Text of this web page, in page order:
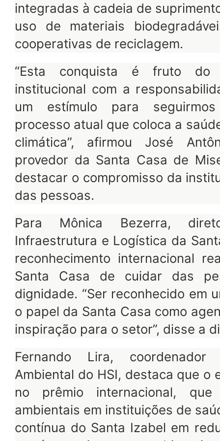
integradas à cadeia de
uso de materiais
cooperativas de reciclagem.
“Esta conquista é fruto do
institucional com a
um estímulo para
processo atual que coloca a
climática”, afirmou José
provedor da Santa Casa de
destacar o compromisso da
das pessoas.
Para Mônica Bezerra,
Infraestrutura e Logística da
reconhecimento internacional
Santa Casa de cuidar das
dignidade. “Ser reconhecido em
o papel da Santa Casa como
inspiração para o setor”, disse a
Fernando Lira, coordenador
Ambiental do HSI, destaca que o
no prêmio internacional, que
ambientais em instituições de
contínua do Santa Izabel em